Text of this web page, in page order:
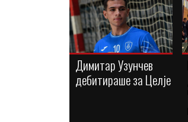
Димитар Узунчев
дебитираше за Целје